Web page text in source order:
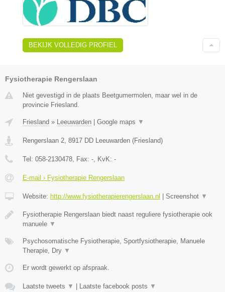
BEKIJK VOLLEDIG PROFIEL
Fysiotherapie Rengerslaan
Niet gevestigd in de plaats Beetgumermolen, maar wel in de
provincie Friesland.
Friesland » Leeuwarden Google maps ▼
Rengerslaan 2, 8917 DD Leeuwarden (Friesland)
Tel: 058-2130478, Fax: -, KvK: -
E-mail › Fysiotherapie Rengerslaan
Website: http://www.fysiotherapierengerslaan.nl Screenshot ▼
Fysiotherapie Rengerslaan biedt naast reguliere fysiotherapie ook
manuele ▼
Psychosomatische Fysiotherapie, Sportfysiotherapie, Manuele
Therapie, Dry ▼
Er wordt gewerkt op afspraak.
Laatste tweets ▼ Laatste facebook posts ▼